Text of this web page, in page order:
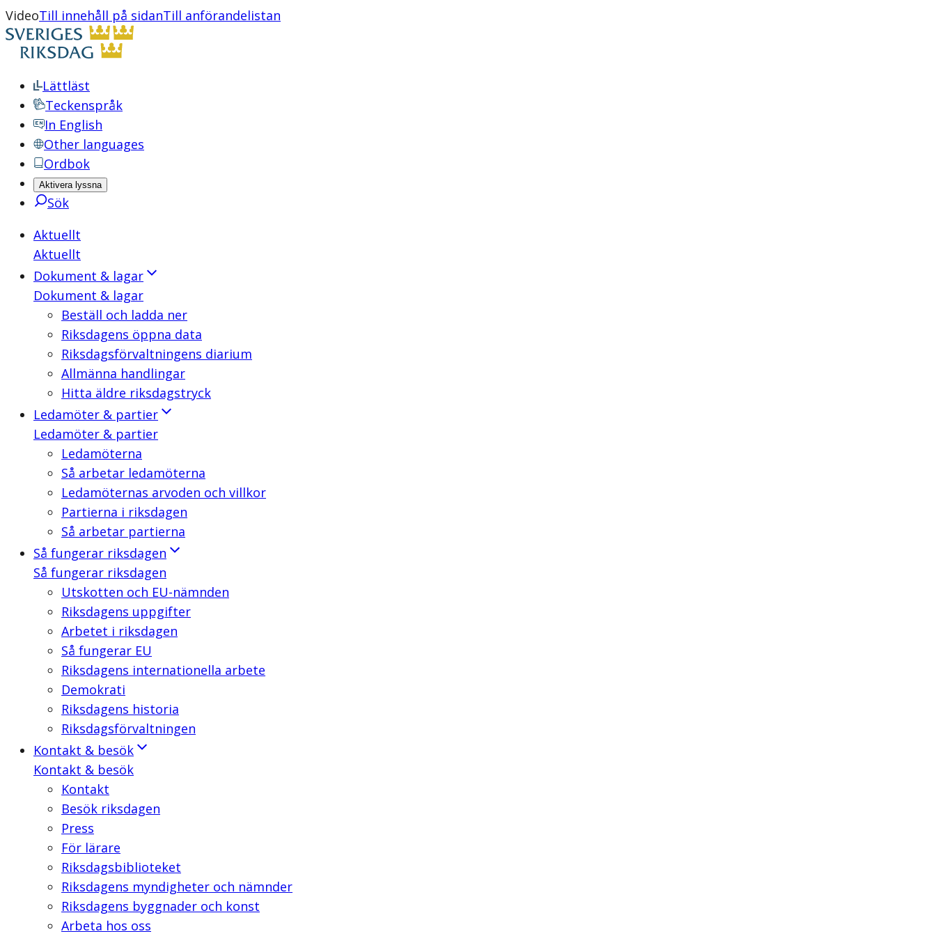
VideoTill innehåll på sidanTill anförandelistan
Lättläst
Teckenspråk
In English
Other languages
Ordbok
Aktivera lyssna
Sök
Aktuellt
Aktuellt
Dokument & lagar
Dokument & lagar
Beställ och ladda ner
Riksdagens öppna data
Riksdagsförvaltningens diarium
Allmänna handlingar
Hitta äldre riksdagstryck
Ledamöter & partier
Ledamöter & partier
Ledamöterna
Så arbetar ledamöterna
Ledamöternas arvoden och villkor
Partierna i riksdagen
Så arbetar partierna
Så fungerar riksdagen
Så fungerar riksdagen
Utskotten och EU-nämnden
Riksdagens uppgifter
Arbetet i riksdagen
Så fungerar EU
Riksdagens internationella arbete
Demokrati
Riksdagens historia
Riksdagsförvaltningen
Kontakt & besök
Kontakt & besök
Kontakt
Besök riksdagen
Press
För lärare
Riksdagsbiblioteket
Riksdagens myndigheter och nämnder
Riksdagens byggnader och konst
Arbeta hos oss